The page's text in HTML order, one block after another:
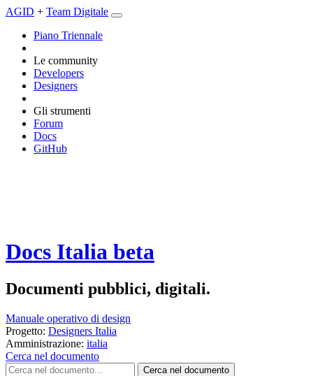
AGID + Team Digitale
Piano Triennale
Le community
Developers
Designers
Gli strumenti
Forum
Docs
GitHub
Docs Italia beta
Documenti pubblici, digitali.
Manuale operativo di design
Progetto: Designers Italia
Amministrazione: italia
Cerca nel documento
Cerca nel documento